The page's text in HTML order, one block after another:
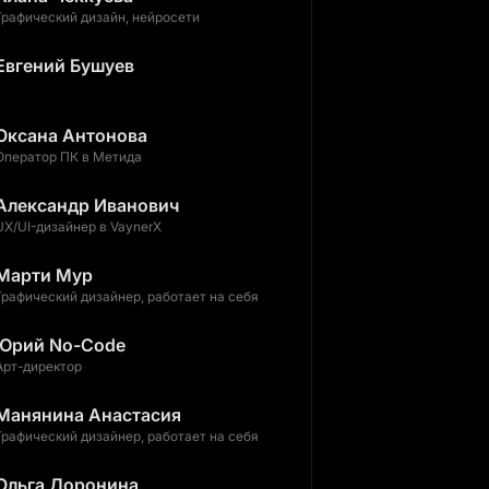
дизайн, нейросети
Бушуев
Антонова
ПК в Метида
Иванович
UI-дизайнер в VaynerX
Мур
дизайнер, работает на себя
No-Code
директор
Анастасия
дизайнер, работает на себя
Доронина